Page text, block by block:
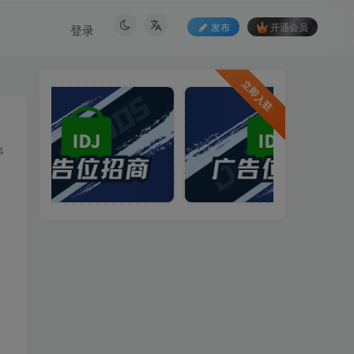
发布 开通会员
登录
立即入驻